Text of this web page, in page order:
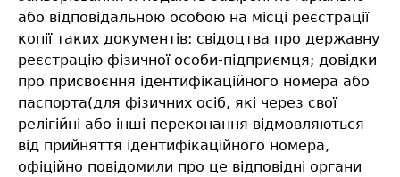
або відповідальною особою на місці реєстрації
копії таких документів: свідоцтва про державну
реєстрацію фізичної особи-підприємця; довідки
про присвоєння ідентифікаційного номера або
паспорта(для фізичних осіб, які через свої
релігійні або інші переконання відмовляються
від прийняття ідентифікаційного номера,
офіційно повідомили про це відповідні органи